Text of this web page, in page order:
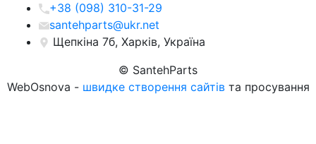
+38 (098) 310-31-29
santehparts@ukr.net
Щепкіна 7б, Харків, Україна
© SantehParts
WebOsnova - швидке створення сайтівта просування